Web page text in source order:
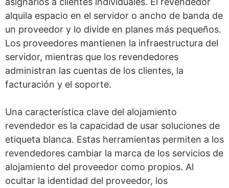
alquila espacio en el servidor o ancho de banda de
un proveedor y lo divide en planes más pequeños.
Los proveedores mantienen la infraestructura del
servidor, mientras que los revendedores
administran las cuentas de los clientes, la
facturación y el soporte.
Una característica clave del alojamiento
revendedor es la capacidad de usar soluciones de
etiqueta blanca. Estas herramientas permiten a los
revendedores cambiar la marca de los servicios de
alojamiento del proveedor como propios. Al
ocultar la identidad del proveedor, los